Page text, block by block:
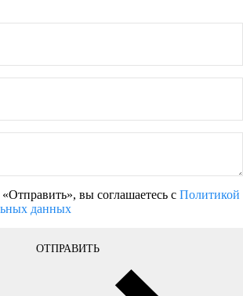
вы соглашаетесь с Политикой
данных
ОТПРАВИТЬ